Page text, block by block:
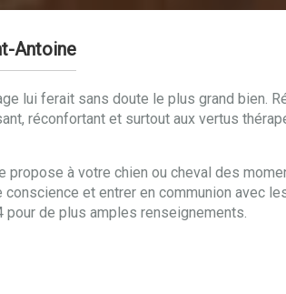
Antoine
lui ferait sans doute le plus grand bien.
réconfortant et surtout aux vertus
à votre chien ou cheval des
conscience et entrer en communion avec
de plus amples renseignements.